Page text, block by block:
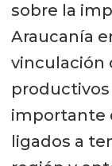
sobre la
Araucanía
vinculación
importante
ligados a